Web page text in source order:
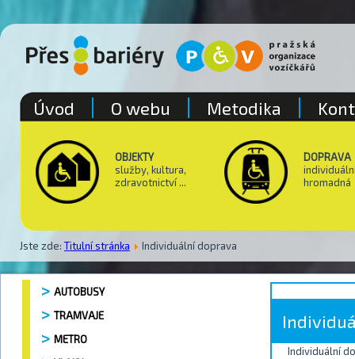
OBJEKTY
služby, kultura,
zdravotnictví ...
DOPRAVA
hromadná
Jste zde: Titulní stránka Individuální doprava
Úvod O webu Metodika
AUTOBUSY
TRAMVAJE
METRO
Individuální